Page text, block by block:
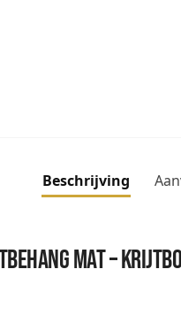
Beschrijving
mat –